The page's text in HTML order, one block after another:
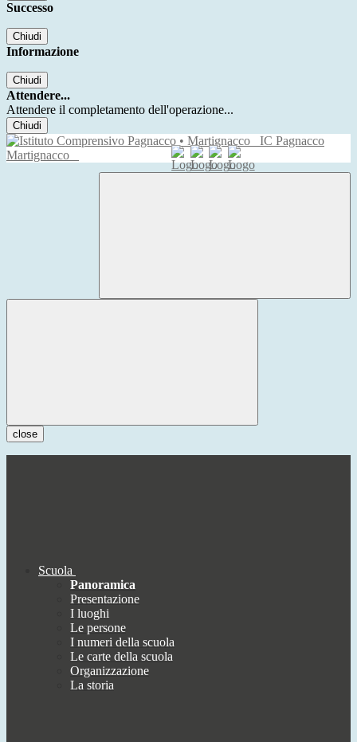
Successo
Chiudi
Informazione
Chiudi
Attendere...
Attendere il completamento dell'operazione...
Chiudi
IC Pagnacco
Martignacco
close
Scuola
Panoramica
Presentazione
I luoghi
Le persone
I numeri della scuola
Le carte della scuola
Organizzazione
La storia